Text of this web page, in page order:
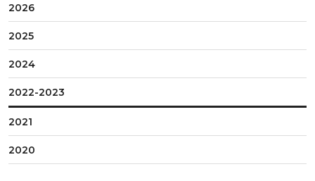
2026
2025
2024
2022-2023
2021
2020